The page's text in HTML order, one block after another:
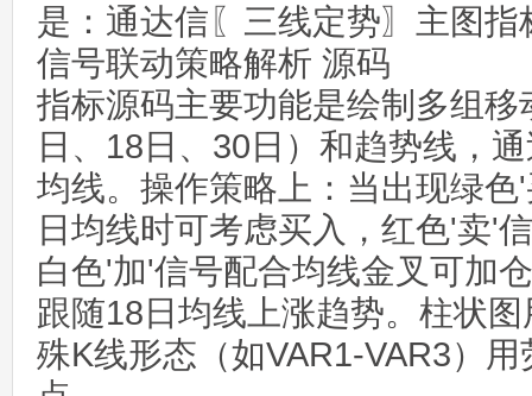
是：通达信〖三线定势〗主图
信号联动策略解析 源码
指标源码主要功能是绘制多组
日、18日、30日）和趋势线，
均线。操作策略上：当出现绿
日均线时可考虑买入，红色'卖'
白色'加'信号配合均线金叉可加
跟随18日均线上涨趋势。柱状
殊K线形态（如VAR1-VAR3）